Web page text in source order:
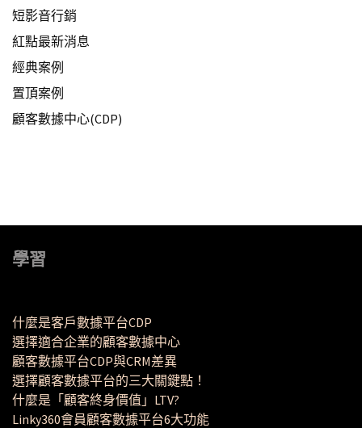
短影音行銷
紅點最新消息
經典案例
置頂案例
顧客數據中心(CDP)
學習
什麼是客戶數據平台CDP
選擇適合企業的顧客數據中心
顧客數據平台CDP與CRM差異
選擇顧客數據平台的三大關鍵點！
什麼是「顧客終身價值」LTV?
Linky360會員顧客數據平台6大功能